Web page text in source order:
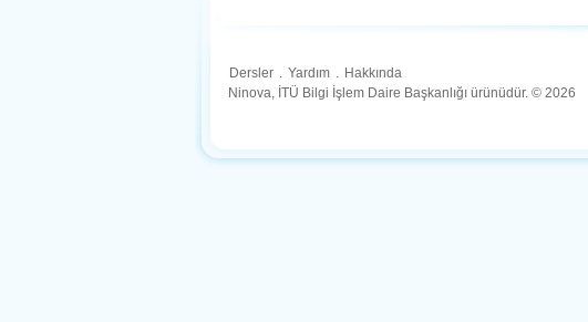
Dersler . Yardım . Hakkında
Ninova, İTÜ Bilgi İşlem Daire Başkanlığı ürünüdür. © 2026